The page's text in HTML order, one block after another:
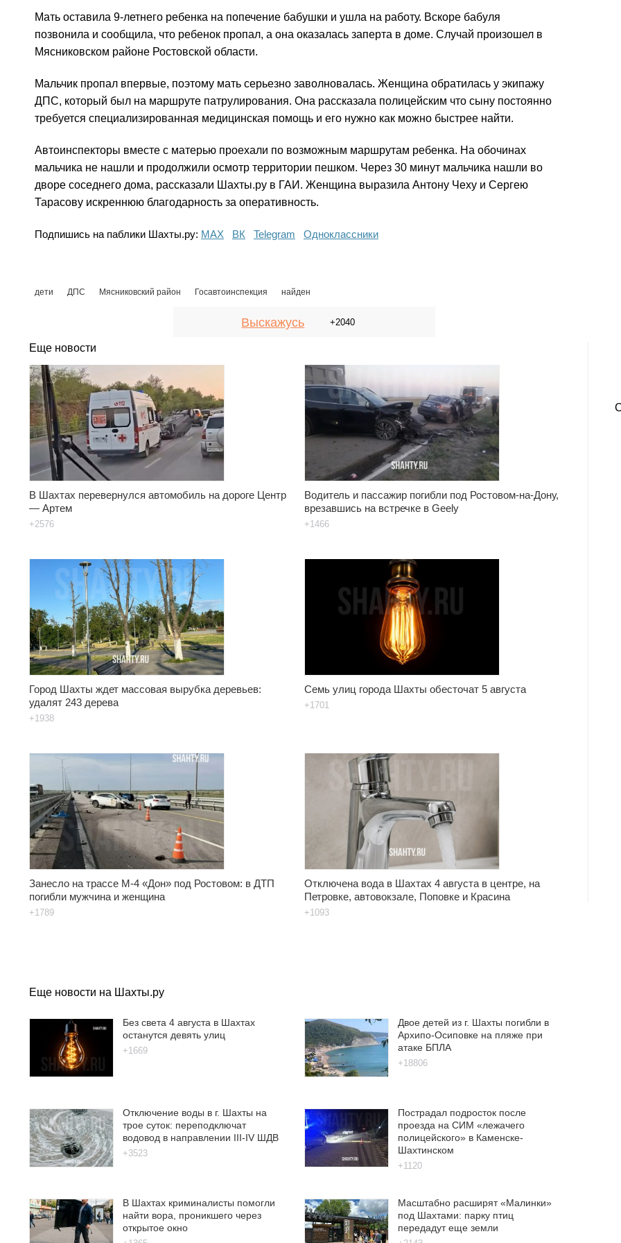
Мать оставила 9-летнего ребенка на попечение бабушки и ушла на работу. Вскоре бабуля
позвонила и сообщила, что ребенок пропал, а она оказалась заперта в доме. Случай произошел в
Мясниковском районе Ростовской области.
Мальчик пропал впервые, поэтому мать серьезно заволновалась. Женщина обратилась у экипажу
ДПС, который был на маршруте патрулирования. Она рассказала полицейским что сыну постоянно
требуется специализированная медицинская помощь и его нужно как можно быстрее найти.
Автоинспекторы вместе с матерью проехали по возможным маршрутам ребенка. На обочинах
мальчика не нашли и продолжили осмотр территории пешком. Через 30 минут мальчика нашли во
дворе соседнего дома, рассказали Шахты.ру в ГАИ. Женщина выразила Антону Чеху и Сергею
Тарасову искреннюю благодарность за оперативность.
Подпишись на паблики Шахты.ру: МАХ ВК Telegram Одноклассники
дети ДПС Мясниковский район Госавтоинспекция найден
Выскажусь +2040
Еще новости
В Шахтах перевернулся автомобиль на дороге Центр
— Артем
+2576
Водитель и пассажир погибли под Ростовом-на-Дону,
врезавшись на встречке в Geely
+1466
Город Шахты ждет массовая вырубка деревьев:
удалят 243 дерева
+1938
Семь улиц города Шахты обесточат 5 августа
+1701
Занесло на трассе М-4 «Дон» под Ростовом: в ДТП
погибли мужчина и женщина
+1789
Отключена вода в Шахтах 4 августа в центре, на
Петровке, автовокзале, Поповке и Красина
+1093
Еще новости на Шахты.ру
Без света 4 августа в Шахтах
останутся девять улиц
+1669
Двое детей из г. Шахты погибли в
Архипо-Осиповке на пляже при
атаке БПЛА
+18806
Отключение воды в г. Шахты на
трое суток: переподключат
водовод в направлении III-IV ШДВ
+3523
Пострадал подросток после
проезда на СИМ «лежачего
полицейского» в Каменске-
Шахтинском
+1120
В Шахтах криминалисты помогли
найти вора, проникшего через
открытое окно
Масштабно расширят «Малинки»
под Шахтами: парку птиц
передадут еще земли